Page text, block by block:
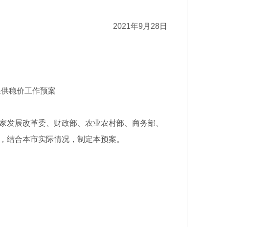
2021年9月28日
稳价工作预案
展改革委、财政部、农业农村部、商务部、
合本市实际情况，制定本预案。